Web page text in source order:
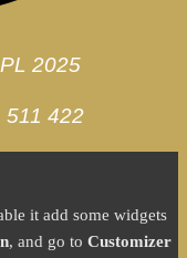
2025
511 422
it add some widgets
, and go to Customizer